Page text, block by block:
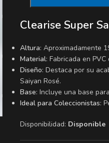
Clearise Super
Altura: Aproximadamente
Material: Fabricada en
Diseño: Destaca por su
Saiyan Rosé.
Base: Incluye una base
Ideal para Coleccionistas:
Disponibilidad: Disponible